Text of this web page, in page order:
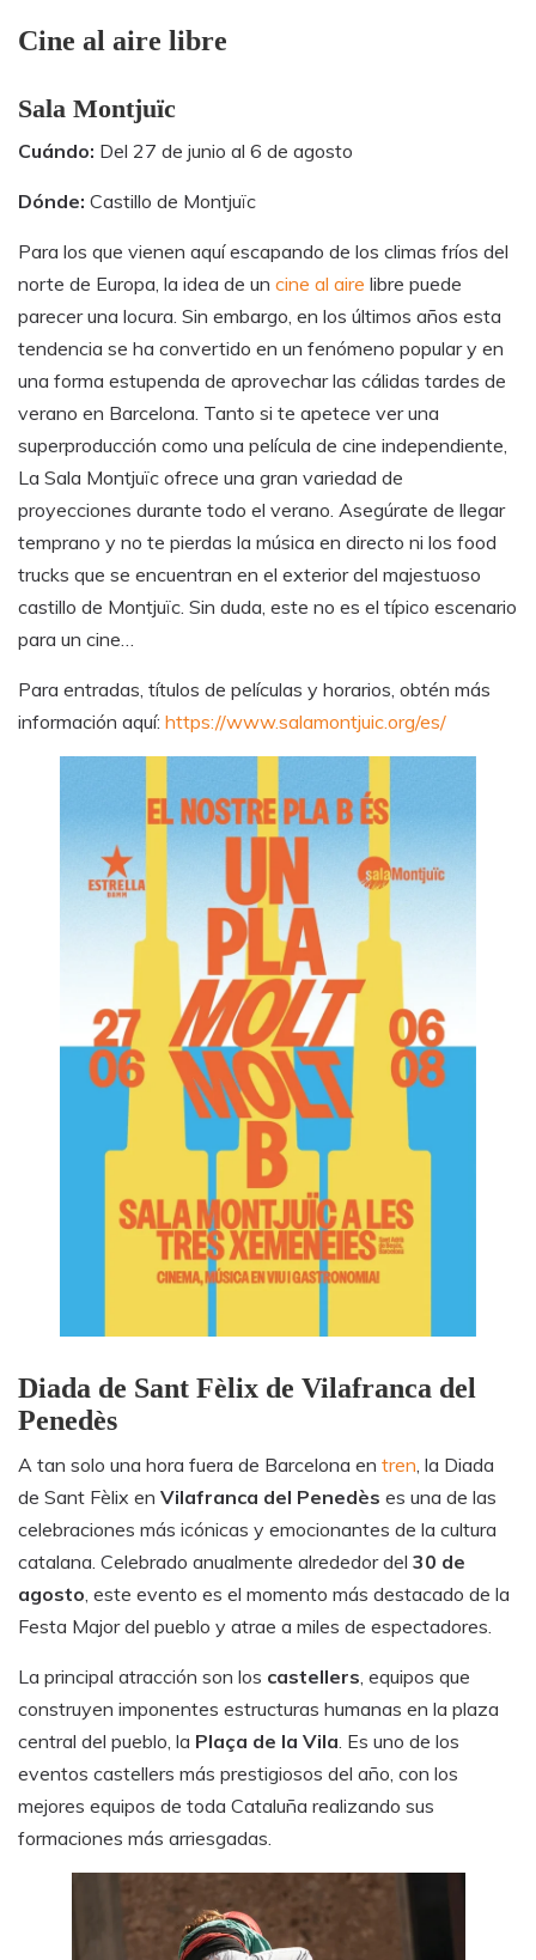
Cine al aire libre
Sala Montjuïc
Cuándo: Del 27 de junio al 6 de agosto
Dónde: Castillo de Montjuïc
Para los que vienen aquí escapando de los climas fríos del
norte de Europa, la idea de un cine al aire libre puede
parecer una locura. Sin embargo, en los últimos años esta
tendencia se ha convertido en un fenómeno popular y en
una forma estupenda de aprovechar las cálidas tardes de
verano en Barcelona. Tanto si te apetece ver una
superproducción como una película de cine independiente,
La Sala Montjuïc ofrece una gran variedad de
proyecciones durante todo el verano. Asegúrate de llegar
temprano y no te pierdas la música en directo ni los food
trucks que se encuentran en el exterior del majestuoso
castillo de Montjuïc. Sin duda, este no es el típico escenario
para un cine…
Para entradas, títulos de películas y horarios, obtén más
información aquí: https://www.salamontjuic.org/es/
Diada de Sant Fèlix de Vilafranca del
Penedès
A tan solo una hora fuera de Barcelona en tren , la Diada
de Sant Fèlix en Vilafranca del Penedès es una de las
celebraciones más icónicas y emocionantes de la cultura
catalana. Celebrado anualmente alrededor del 30 de
agosto , este evento es el momento más destacado de la
Festa Major del pueblo y atrae a miles de espectadores.
La principal atracción son los castellers , equipos que
construyen imponentes estructuras humanas en la plaza
central del pueblo, la Plaça de la Vila . Es uno de los
eventos castellers más prestigiosos del año, con los
mejores equipos de toda Cataluña realizando sus
formaciones más arriesgadas.